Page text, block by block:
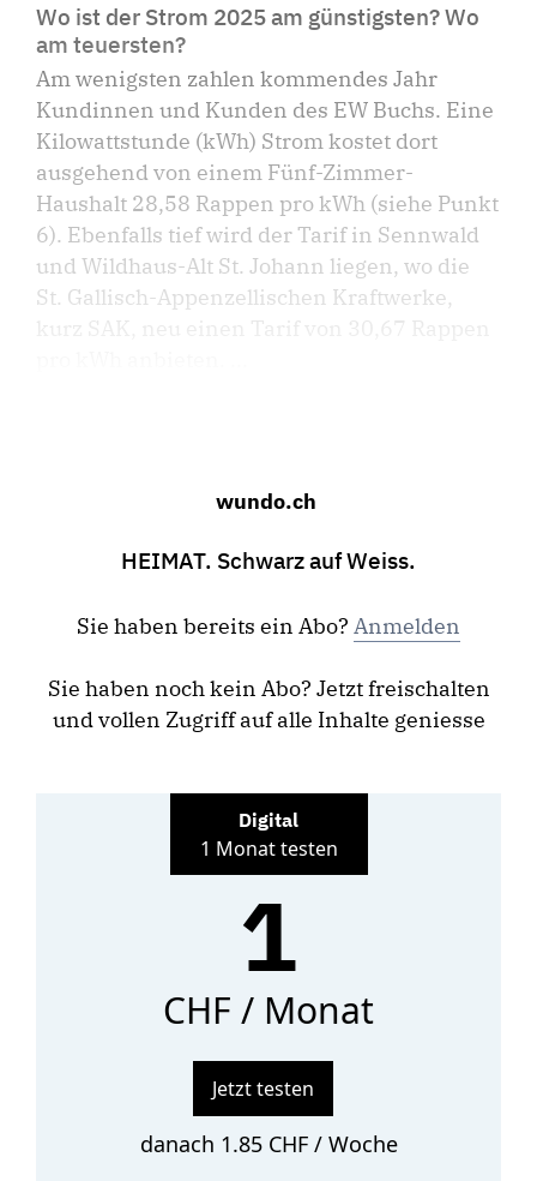
Wo ist der Strom 2025 am günstigsten? Wo
am teuersten?
Am wenigsten zahlen kommendes Jahr
Kundinnen und Kunden des EW Buchs. Eine
Kilowattstunde (kWh) Strom kostet dort
ausgehend von einem Fünf-Zimmer-
Haushalt 28,58 Rappen pro kWh (siehe Punkt
6). Ebenfalls tief wird der Tarif in Sennwald
und Wildhaus-Alt St. Johann liegen, wo die
St. Gallisch-Appenzellischen Kraftwerke,
wundo.ch
HEIMAT. Schwarz auf Weiss.
Sie haben bereits ein Abo? Anmelden
Sie haben noch kein Abo? Jetzt freischalten
und vollen Zugriff auf alle Inhalte geniesse
Digital
1 Monat testen
1
CHF / Monat
Jetzt testen
danach 1.85 CHF / Woche